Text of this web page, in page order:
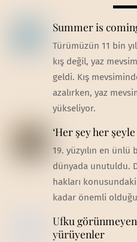
Summer is
Türümüzün 11 bin
kış değil, yaz
geldi. Kış
azalırken, yaz
yükseliyor.
‘Her şey her
19. yüzyılın en ünlü
dünyada unutuldu.
hakları
kadar önemli
Ufku
yürüyenler